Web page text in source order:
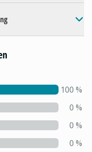
100 %
0 %
0 %
0 %